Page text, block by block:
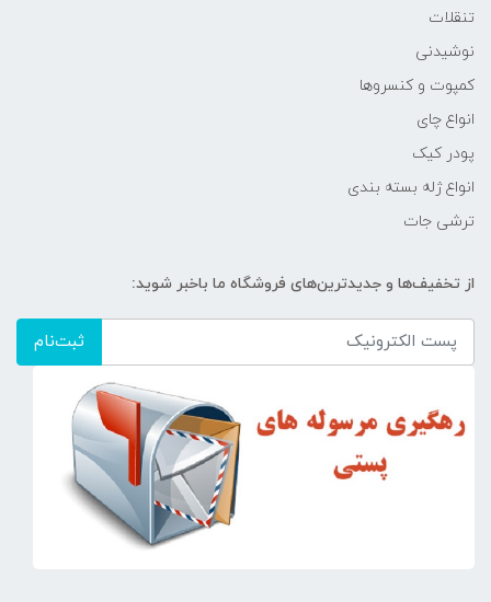
تنقلات
نوشیدنی
کمپوت و کنسروها
انواع چای
پودر کیک
انواع ژله بسته بندی
ترشی جات
از تخفیف‌ها و جدیدترین‌های فروشگاه ما باخبر شوید:
ثبت‌نام